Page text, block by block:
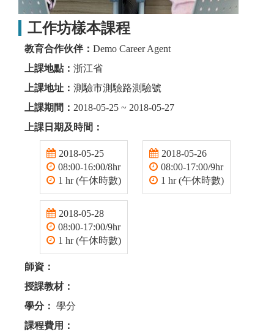
工作坊樣本課程
教育合作伙伴： Demo Career Agent
上課地點： 浙江省
上課地址： 測驗市測驗路測驗號
上課期間： 2018-05-25 ~ 2018-05-27
上課日期及時間：
2018-05-25
08:00-16:00/8hr
1 hr (午休時數)
2018-05-26
08:00-17:00/9hr
1 hr (午休時數)
2018-05-28
08:00-17:00/9hr
1 hr (午休時數)
師資：
授課教材：
學分： 學分
課程費用：